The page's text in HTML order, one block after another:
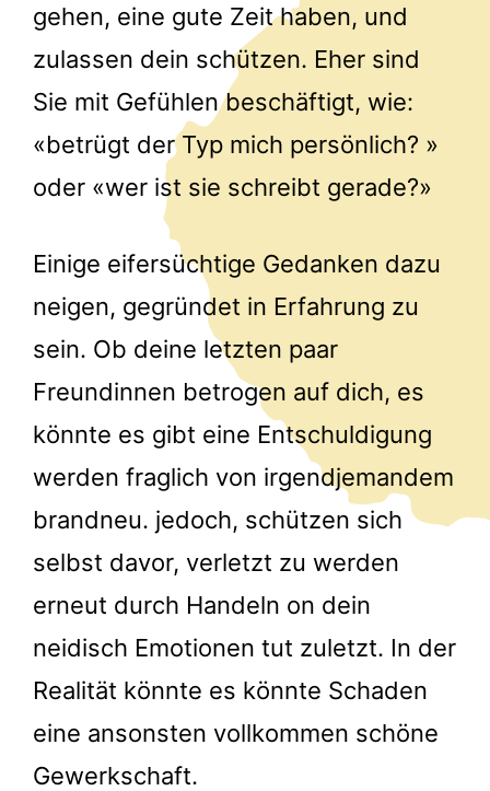
gehen, eine gute Zeit haben, und
zulassen dein schützen. Eher sind
Sie mit Gefühlen beschäftigt, wie:
«betrügt der Typ mich persönlich? »
oder «wer ist sie schreibt gerade?»
Einige eifersüchtige Gedanken dazu
neigen, gegründet in Erfahrung zu
sein. Ob deine letzten paar
Freundinnen betrogen auf dich, es
könnte es gibt eine Entschuldigung
werden fraglich von irgendjemandem
brandneu. jedoch, schützen sich
selbst davor, verletzt zu werden
erneut durch Handeln on dein
neidisch Emotionen tut zuletzt. In der
Realität könnte es könnte Schaden
eine ansonsten vollkommen schöne
Gewerkschaft.